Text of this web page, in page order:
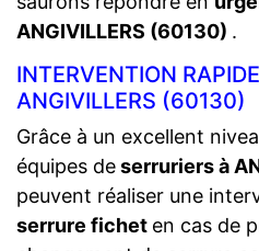
ANGIVILLERS (60130) .
INTERVENTION
ANGIVILLERS (60130)
Grâce à un excellent
équipes deserruriers à
peuvent réaliser une
serrure fichet en cas de